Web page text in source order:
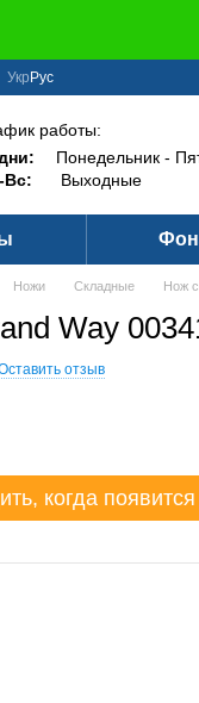
Укр Рус
работы:
Понедельник -
Вс:
Выходные
Ножи Складные Нож
Way
отзыв
когда появится